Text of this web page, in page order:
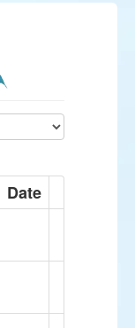
Date